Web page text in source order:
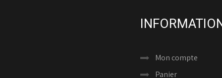
Mon compte
Panier